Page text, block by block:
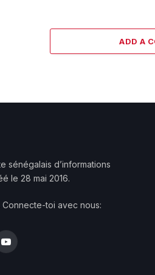
ADD A
sénégalais d’informations
le 28 mai 2016.
Connecte-toi avec nous:
YouTube